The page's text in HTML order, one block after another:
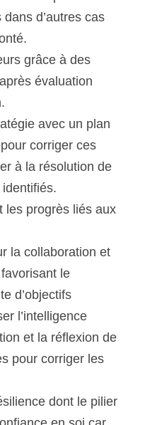
d’autres cas
grâce à des
évaluation
avec un plan
corriger ces
à la résolution de
les progrès liés aux
la collaboration et
favorisant le
d’objectifs
l’intelligence
et la réflexion de
pour corriger les
dont le pilier